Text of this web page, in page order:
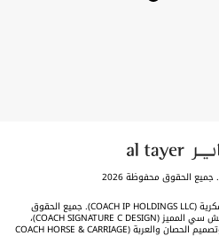
الحقوق محفوظة 2026
©2026 شركة كوتش لحفظ الحقوق الفكرية (COACH IP HOLDINGS LLC). جميع الحقوق
محفوظة. كوتش (COACH)، وشعار كوتش سي المميز (COACH SIGNATURE C DESIGN)،
وكوتش & تاج (COACH & TAG DESIGN)، وتصميم الحصان والعربة (COACH HORSE & CARRIAGE